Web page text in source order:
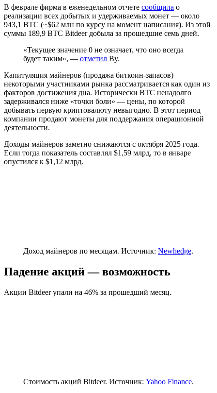
В феврале фирма в еженедельном отчете сообщила о
реализации всех добытых и удерживаемых монет — около
943,1 BTC (~$62 млн по курсу на момент написания). Из этой
суммы 189,9 BTC Bitdeer добыла за прошедшие семь дней.
«Текущее значение 0 не означает, что оно всегда
будет таким», — отметил Ву.
Капитуляция майнеров (продажа биткоин-запасов)
некоторыми участниками рынка рассматривается как один из
факторов достижения дна. Исторически BTC ненадолго
задерживался ниже «точки боли» — цены, по которой
добывать первую криптовалюту невыгодно. В этот период
компании продают монеты для поддержания операционной
деятельности.
Доходы майнеров заметно снижаются с октября 2025 года.
Если тогда показатель составлял $1,59 млрд, то в январе
опустился к $1,12 млрд.
Доход майнеров по месяцам. Источник: Newhedge.
Падение акций — возможность
Акции Bitdeer упали на 46% за прошедший месяц.
Стоимость акций Bitdeer. Источник: Yahoo Finance.